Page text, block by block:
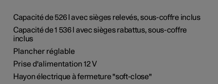
Capacité de 526 l avec sièges relevés, sous-coffre inclus
Capacité de 1 536 l avec sièges rabattus, sous-coffre
inclus
Plancher réglable
Prise d'alimentation 12 V
Hayon électrique à fermeture "soft-close"